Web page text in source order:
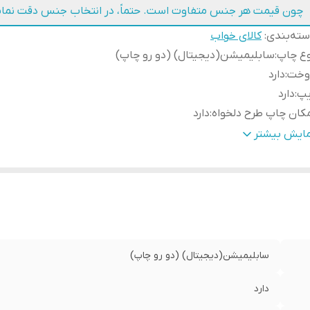
چون قیمت هر جنس متفاوت است. حتماً، در انتخاب جنس دقت
:کالای خواب
چاپ:سابلیمیشن(دیجیتال) (دو رو چاپ)
:دارد
:دارد
چاپ طرح دلخواه:دارد
شستشو: بیشتر
سابلیمیشن(دیجیتال) (دو رو چاپ)
دارد